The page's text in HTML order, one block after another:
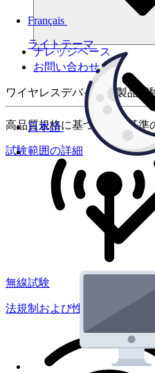
ライトテーマ
Français
日本語
ナレッジベース
お問い合わせ
ワイヤレスデバイスの製品試
高品質規格に基づく国際基準
試験範囲の詳細
無線試験
法規制および性能試験